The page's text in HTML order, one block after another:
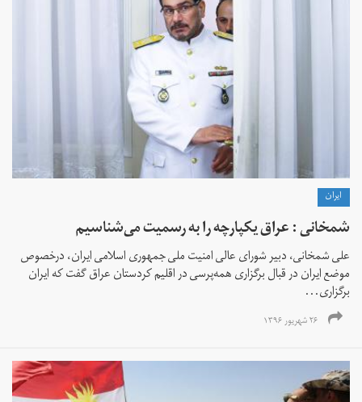
ايران
شمخانی : عراق یکپارچه را به رسمیت می‌شناسیم
علی شمخانی، دبیر شورای عالی امنیت ملی جمهوری اسلامی ایران، درخصوص
موضع ایران در قبال برگزاری همه‌پرسی در اقلیم کردستان عراق گفت که ایران
برگزاری...
۲۶ شهریور ۱۳۹۶